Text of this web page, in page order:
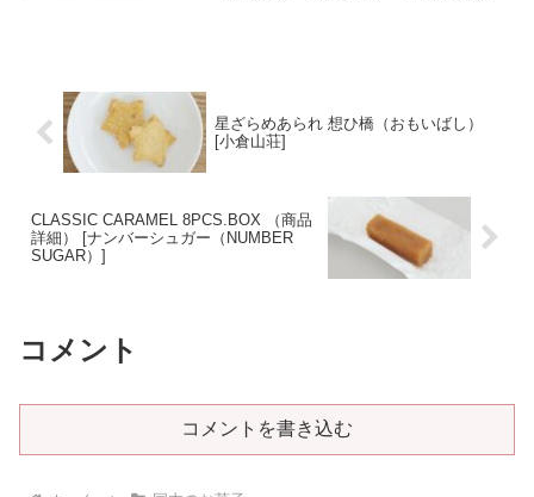
星ざらめあられ 想ひ橋（おもいばし）
[小倉山荘]
CLASSIC CARAMEL 8PCS.BOX （商品
詳細） [ナンバーシュガー（NUMBER
SUGAR）]
コメント
コメントを書き込む